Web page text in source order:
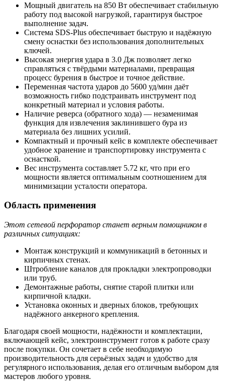
Мощный двигатель на 850 Вт обеспечивает стабильную
работу под высокой нагрузкой, гарантируя быстрое
выполнение задач.
Система SDS-Plus обеспечивает быструю и надёжную
смену оснастки без использования дополнительных
ключей.
Высокая энергия удара в 3.0 Дж позволяет легко
справляться с твёрдыми материалами, превращая
процесс бурения в быстрое и точное действие.
Переменная частота ударов до 5600 уд/мин даёт
возможность гибко подстраивать инструмент под
конкретный материал и условия работы.
Наличие реверса (обратного хода) — незаменимая
функция для извлечения заклинившего бура из
материала без лишних усилий.
Компактный и прочный кейс в комплекте обеспечивает
удобное хранение и транспортировку инструмента с
оснасткой.
Вес инструмента составляет 5.72 кг, что при его
мощности является оптимальным соотношением для
минимизации усталости оператора.
Область применения
Этот сетевой перфоратор станет верным помощником в
различных ситуациях:
Монтаж конструкций и коммуникаций в бетонных и
кирпичных стенах.
Штробление каналов для прокладки электропроводки
или труб.
Демонтажные работы, снятие старой плитки или
кирпичной кладки.
Установка оконных и дверных блоков, требующих
надёжного анкерного крепления.
Благодаря своей мощности, надёжности и комплектации,
включающей кейс, электроинструмент готов к работе сразу
после покупки. Он сочетает в себе необходимую
производительность для серьёзных задач и удобство для
регулярного использования, делая его отличным выбором для
мастеров любого уровня.